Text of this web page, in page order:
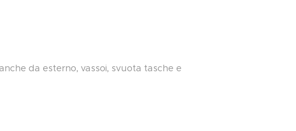
da esterno, vassoi, svuota tasche e